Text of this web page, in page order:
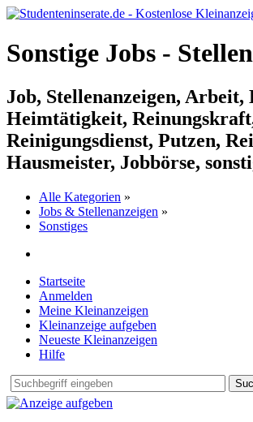
Sonstige Jobs -
Job, Stellenanzeigen,
Heimtätigkeit,
Reinigungsdienst, Putzen,
Hausmeister, Jobbörse,
Alle Kategorien »
Jobs & Stellenanzeigen »
Sonstiges
Startseite
Anmelden
Meine Kleinanzeigen
Kleinanzeige aufgeben
Neueste Kleinanzeigen
Hilfe